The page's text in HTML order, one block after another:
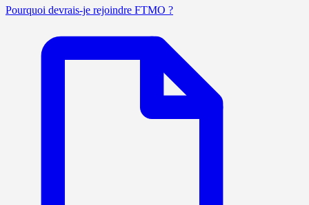
Pourquoi devrais-je rejoindre FTMO ?